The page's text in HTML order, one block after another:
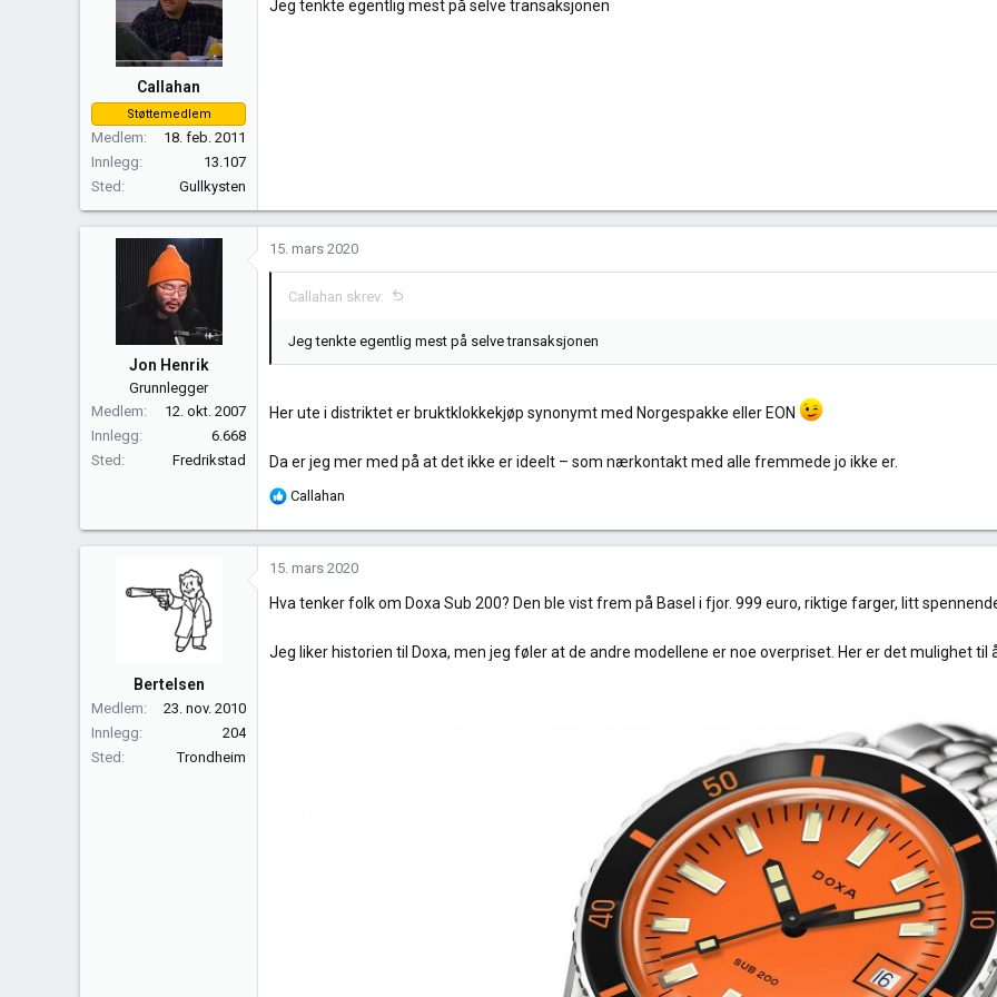
j
Callahan
Støttemedlem
Medlem
18. feb. 2011
Innlegg
13.107
Sted
Gullkysten
Jeg tenkte egentlig mest på selve transaksjonen
Jon Henrik
Grunnlegger
Medlem
12. okt. 2007
Innlegg
6.668
Sted
Fredrikstad
15. mars 2020
Callahan skrev:
Jeg tenkte egentlig mest på selve transaksjonen
Her ute i distriktet er bruktklokkekjøp synonymt med Norgespakke eller EON
Da er jeg mer med på at det ikke er ideelt – som nærkontakt med alle fremmede jo ikke er.
R
k
j
n
Callahan
Bertelsen
Medlem
23. nov. 2010
Innlegg
204
Sted
Trondheim
15. mars 2020
Hva tenker folk om Doxa Sub 200? Den ble vist frem på Basel i fjor. 999 euro, riktige farger, litt
Jeg liker historien til Doxa, men jeg føler at de andre modellene er noe overpriset. Her er det mulighet til